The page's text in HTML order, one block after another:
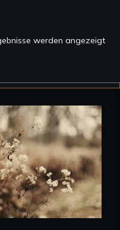
werden angezeigtNach